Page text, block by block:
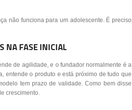
não funciona para um adolescente. É preciso
NA FASE INICIAL
de agilidade, e o fundador normalmente é a
entende o produto e está próximo de tudo que
tem prazo de validade. Como bem disse
crescimento.